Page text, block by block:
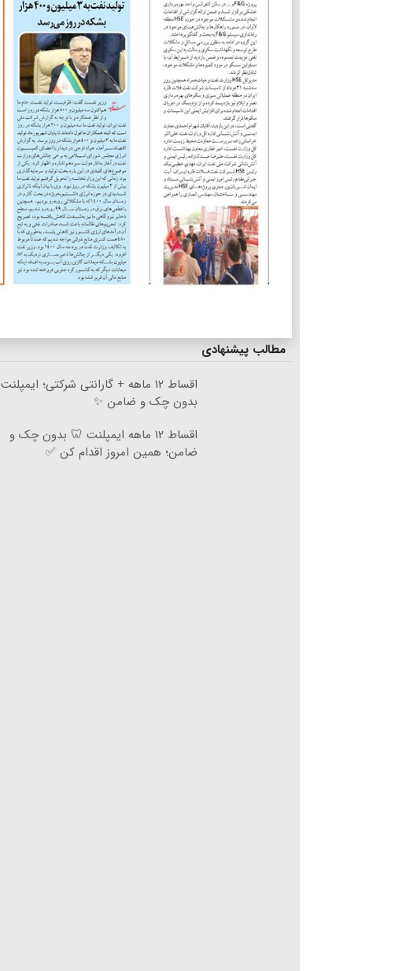
مطالب پیشنهادی
اقساط ۱۲ ماهه + گارانتی شرکتی؛ ایمپلنت
بدون چک و ضامن ✨
اقساط ۱۲ ماهه ایمپلنت 🦷 بدون چک و
ضامن؛ همین امروز اقدام کن ✅